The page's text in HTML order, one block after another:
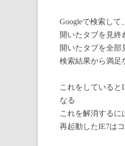
Googleで検索して
開いたタブを見終
開いたタブを全部
検索結果から満足
これをしていると
なる
これを解消するに
再起動したIE7は